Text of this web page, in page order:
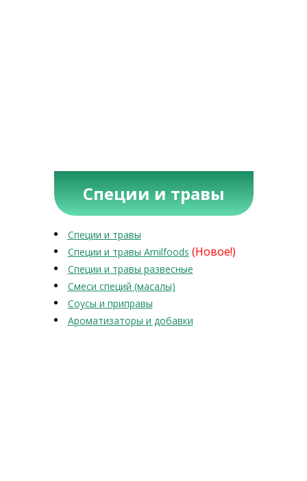
Специи и травы
Специи и травы
Специи и травы Amilfoods (Новое!)
Специи и травы развесные
Смеси специй (масалы)
Соусы и приправы
Ароматизаторы и добавки